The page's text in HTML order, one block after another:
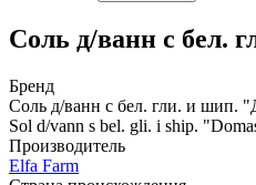
Соль д/ванн с бел.
Бренд
Соль д/ванн с бел. гли. и шип.
Sol d/vann s bel. gli. i ship.
Производитель
Elfa Farm